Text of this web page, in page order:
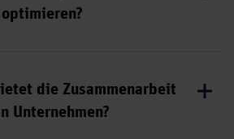
und Best Practices, um
Empirum perfekt auf die
die Zusammenarbeit
Unternehmen?